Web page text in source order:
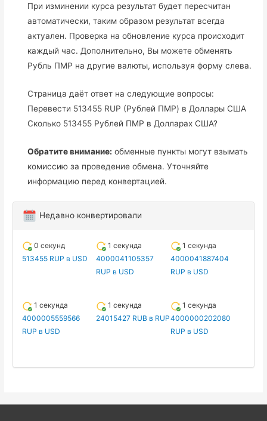
При изминении курса результат будет пересчитан
автоматически, таким образом результат всегда
актуален. Проверка на обновление курса происходит
каждый час. Дополнительно, Вы можете обменять
Рубль ПМР на другие валюты, используя форму слева.
Страница даёт ответ на следующие вопросы:
Перевести 513455 RUP (Рублей ПМР) в Доллары США
Сколько 513455 Рублей ПМР в Долларах США?
Обратите внимание: обменные пункты могут взымать
комиссию за проведение обмена. Уточняйте
информацию перед конвертацией.
Недавно конвертировали
0 секунд
513455 RUP в USD
1 секунда
4000041105357
RUP в USD
1 секунда
4000041887404
RUP в USD
1 секунда
4000005559566
RUP в USD
1 секунда
24015427 RUB в RUP
1 секунда
4000000202080
RUP в USD